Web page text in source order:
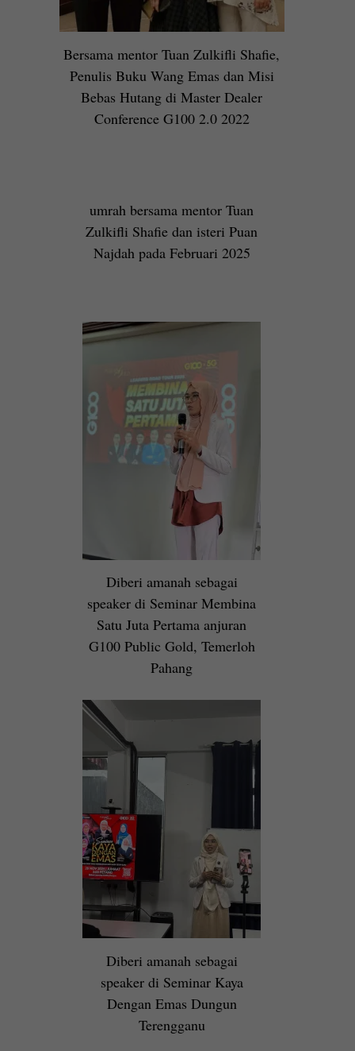
Bersama mentor Tuan Zulkifli Shafie,
Penulis Buku Wang Emas dan Misi
Bebas Hutang di Master Dealer
Conference G100 2.0 2022
umrah bersama mentor Tuan
Zulkifli Shafie dan isteri Puan
Najdah pada Februari 2025
Diberi amanah sebagai
speaker di Seminar Membina
Satu Juta Pertama anjuran
G100 Public Gold, Temerloh
Pahang
Diberi amanah sebagai
speaker di Seminar Kaya
Dengan Emas Dungun
Terengganu